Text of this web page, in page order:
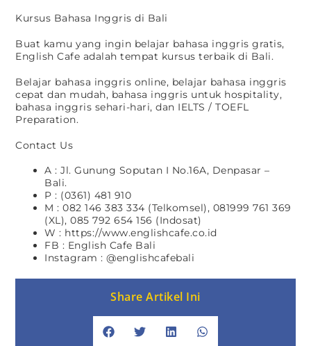
Kursus Bahasa Inggris di Bali
Buat kamu yang ingin belajar bahasa inggris gratis,
English Cafe adalah tempat kursus terbaik di Bali.
Belajar bahasa inggris online, belajar bahasa inggris
cepat dan mudah, bahasa inggris untuk hospitality,
bahasa inggris sehari-hari, dan IELTS / TOEFL
Preparation.
Contact Us
A : Jl. Gunung Soputan I No.16A, Denpasar –
Bali.
P : (0361) 481 910
M : 082 146 383 334 (Telkomsel), 081999 761 369
(XL), 085 792 654 156 (Indosat)
W : https://www.englishcafe.co.id
FB : English Cafe Bali
Instagram : @englishcafebali
Share Artikel Ini